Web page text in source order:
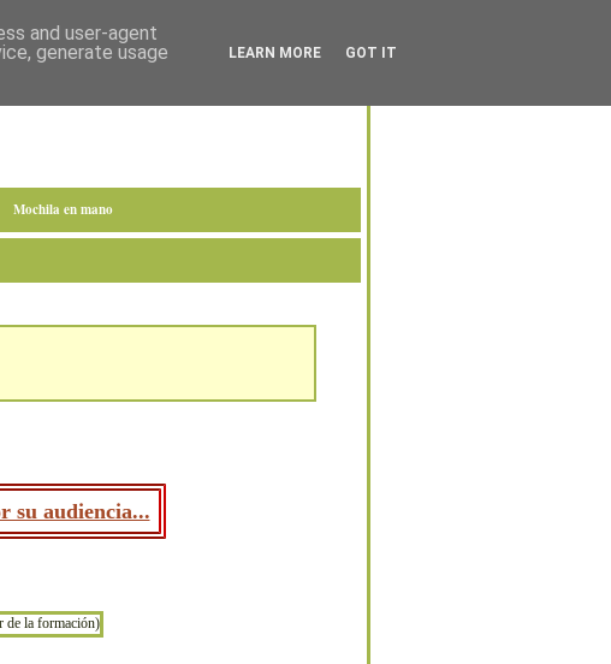
Mochila en mano
su audiencia...
and user-agent
generate usage
LEARN MORE GOT IT